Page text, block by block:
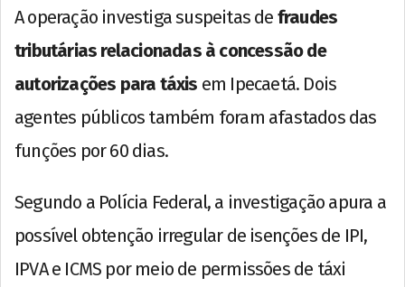
A operação investiga suspeitas de fraudes
tributárias relacionadas à concessão de
autorizações para táxis em Ipecaetá. Dois
agentes públicos também foram afastados das
funções por 60 dias.
Segundo a Polícia Federal, a investigação apura a
possível obtenção irregular de isenções de IPI,
IPVA e ICMS por meio de permissões de táxi